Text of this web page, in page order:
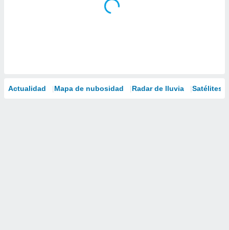
Actualidad Mapa de nubosidad Radar de lluvia Satélites